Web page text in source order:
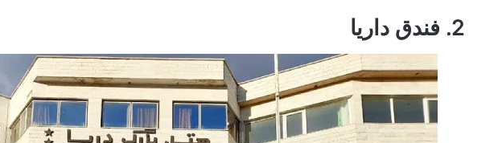
2. فندق داريا